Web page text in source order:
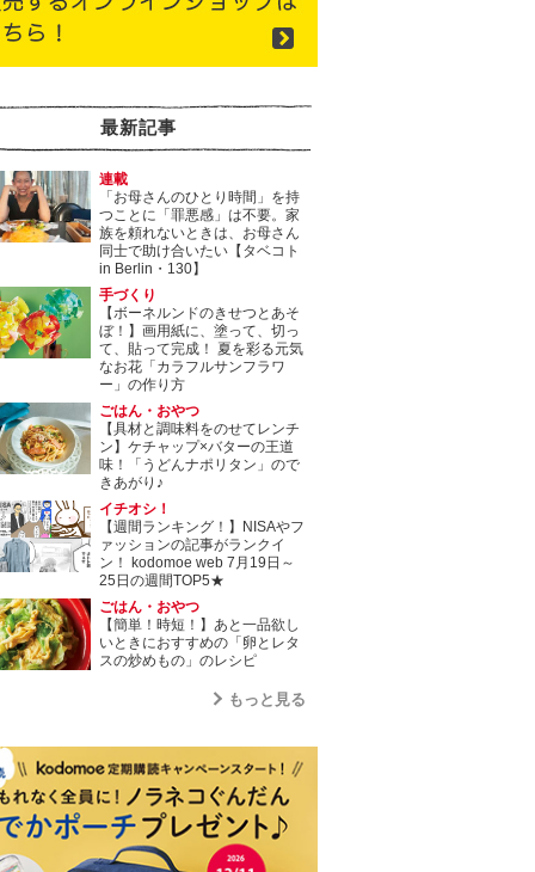
最新記事
連載
「お母さんのひとり時間」を持
つことに「罪悪感」は不要。家
族を頼れないときは、お母さん
同士で助け合いたい【タベコト
in Berlin・130】
手づくり
【ボーネルンドのきせつとあそ
ぼ！】画用紙に、塗って、切っ
て、貼って完成！ 夏を彩る元気
なお花「カラフルサンフラワ
ー」の作り方
ごはん・おやつ
【具材と調味料をのせてレンチ
ン】ケチャップ×バターの王道
味！「うどんナポリタン」ので
きあがり♪
イチオシ！
【週間ランキング！】NISAやフ
ァッションの記事がランクイ
ン！ kodomoe web 7月19日～
25日の週間TOP5★
ごはん・おやつ
【簡単！時短！】あと一品欲し
いときにおすすめの「卵とレタ
スの炒めもの」のレシピ
もっと見る